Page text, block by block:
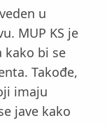
u
MUP KS je
kako bi se
Takođe,
imaju
jave kako